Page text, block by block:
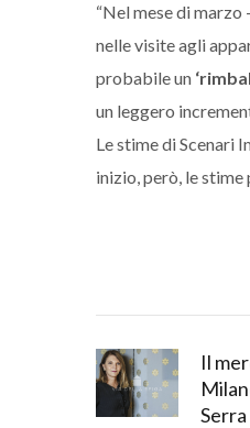
“Nel mese di
nelle visite agli
probabile un
un leggero
Le stime di Scenari
inizio, però, le
Il
Serra